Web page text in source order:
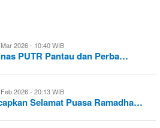
2026 - 10:40 WIB
PUTR Pantau dan Perba…
2026 - 20:13 WIB
Selamat Puasa Ramadha…